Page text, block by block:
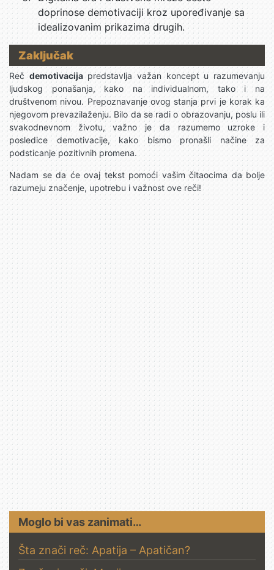
doprinose demotivaciji kroz upoređivanje sa
idealizovanim prikazima drugih.
Zaključak
Rečdemotivacijapredstavlja važan koncept u razumevanju
ljudskog ponašanja, kako na individualnom, tako i na
društvenom nivou. Prepoznavanje ovog stanja prvi je korak ka
njegovom prevazilaženju. Bilo da se radi o obrazovanju, poslu ili
svakodnevnom životu, važno je da razumemo uzroke i
posledice demotivacije, kako bismo pronašli načine za
podsticanje pozitivnih promena.
Nadam se da će ovaj tekst pomoći vašim čitaocima da bolje
razumeju značenje, upotrebu i važnost ove reči!
Moglo bi vas zanimati…
Šta znači reč: Apatija – Apatičan?